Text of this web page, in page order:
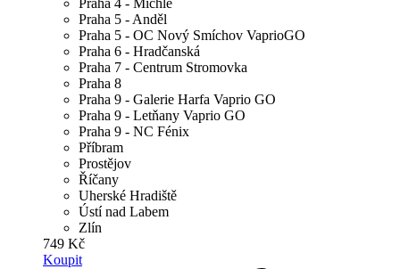
Praha 4 - Michle
Praha 5 - Anděl
Praha 5 - OC Nový Smíchov VaprioGO
Praha 6 - Hradčanská
Praha 7 - Centrum Stromovka
Praha 8
Praha 9 - Galerie Harfa Vaprio GO
Praha 9 - Letňany Vaprio GO
Praha 9 - NC Fénix
Příbram
Prostějov
Říčany
Uherské Hradiště
Ústí nad Labem
Zlín
749 Kč
Koupit